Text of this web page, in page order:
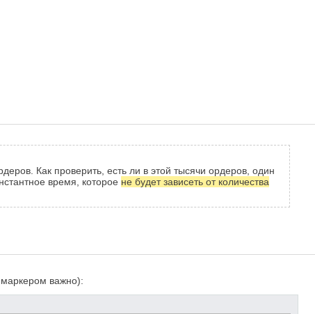
Как проверить, есть ли в этой тысячи ордеров, один
время, которое не будет зависеть от количества
важно):